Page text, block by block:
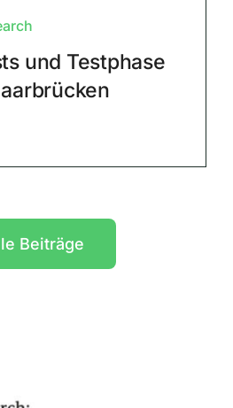
und Testphase
Beiträge